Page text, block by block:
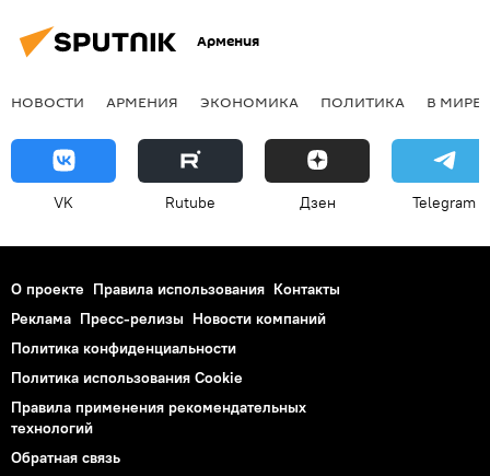
Армения
НОВОСТИ АРМЕНИЯ ЭКОНОМИКА ПОЛИТИКА В МИРЕ
VK Rutube Дзен Telegram
О проекте Правила использования Контакты
Реклама Пресс-релизы Новости компаний
Политика конфиденциальности
Политика использования Cookie
Правила применения рекомендательных
технологий
Обратная связь